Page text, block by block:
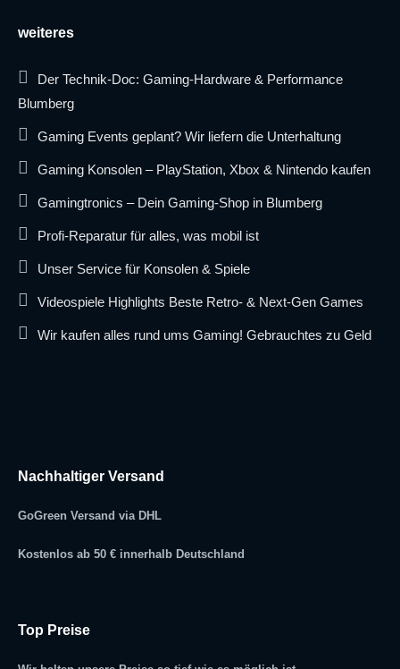
weiteres
Der Technik-Doc: Gaming-Hardware & Performance
Blumberg
Gaming Events geplant? Wir liefern die Unterhaltung
Gaming Konsolen – PlayStation, Xbox & Nintendo kaufen
Gamingtronics – Dein Gaming-Shop in Blumberg
Profi-Reparatur für alles, was mobil ist
Unser Service für Konsolen & Spiele
Videospiele Highlights Beste Retro- & Next-Gen Games
Wir kaufen alles rund ums Gaming! Gebrauchtes zu Geld
Nachhaltiger Versand
GoGreen Versand via DHL
Kostenlos ab 50 € innerhalb Deutschland
Top Preise